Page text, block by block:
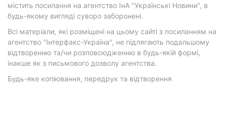
містить посилання на агентство ІнА "Українські Новини", в
будь-якому вигляді суворо заборонені.
Всі матеріали, які розміщені на цьому сайті з посиланням на
агентство "Інтерфакс-Україна", не підлягають подальшому
відтворенню та/чи розповсюдженню в будь-якій формі,
інакше як з письмового дозволу агентства.
Будь-яке копіювання, передрук та відтворення